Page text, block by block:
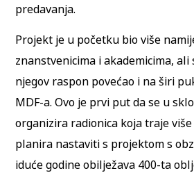
predavanja.
Projekt je u početku bio više
znanstvenicima i akademicima, ali
njegov raspon povećao i na širi
MDF-a. Ovo je prvi put da se u
organizira radionica koja traje
planira nastaviti s projektom s
iduće godine obilježava 400-ta